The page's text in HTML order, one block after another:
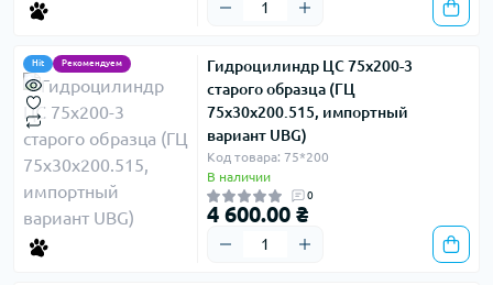
Hit Рекомендуем
Гидроцилиндр ЦС 75х200-3
старого образца (ГЦ
75х30х200.515, импортный
вариант UBG)
Код товара: 75*200
В наличии
0
4 600.00 ₴